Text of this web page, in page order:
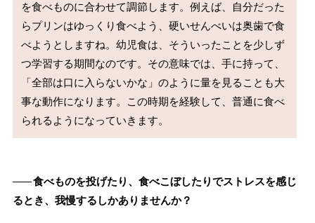
を食べものに合わせて調節します。例えば、自分だった
らプリンはゆっくり食べよう、硬いせんべいは奥歯で食
べようとしますね。幼児食は、そういったことを少しず
つ学習する期間なのです。その意味では、手に持って、
「全部は口に入らないかな」のように量を見ることも大
事な動作になります。この時期を経験して、普通に食べ
――食べものを投げたり、食べこぼしたりでストレスを感じ
るとき、我慢するしかありませんか？